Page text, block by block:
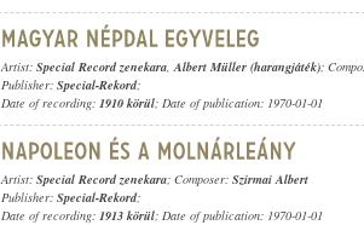
Artist: Special Record zenekara,Albert Müller (harangjáték);
Publisher: Special-Rekord;
Date of recording: 1910 körül; Date of publication: 1970-01-01
Artist: Special Record zenekara; Composer: Szirmai Albert
Publisher: Special-Rekord;
Date of recording: 1913 körül; Date of publication: 1970-01-01